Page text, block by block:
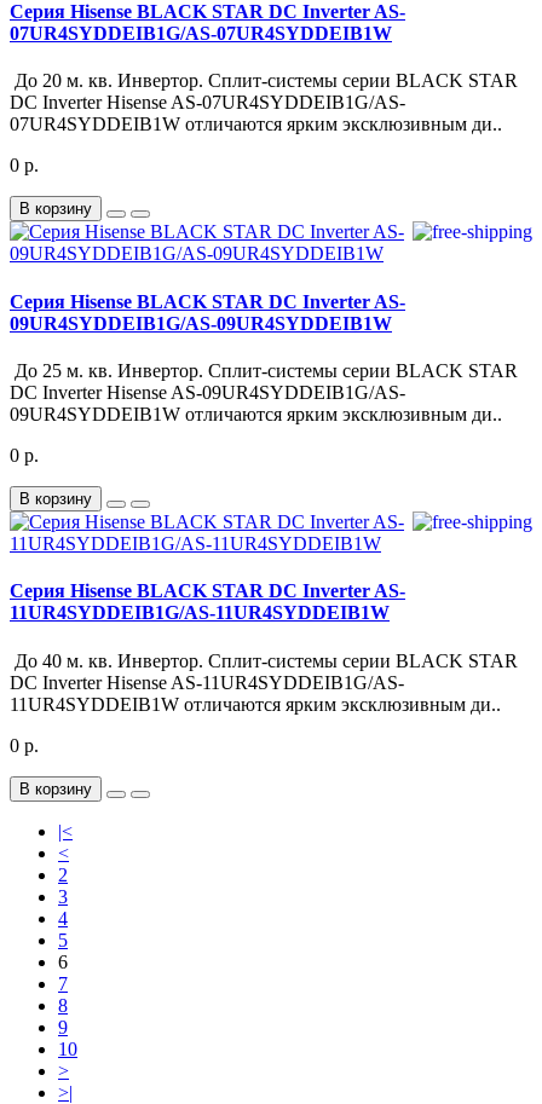
Серия Hisense BLACK STAR DC Inverter AS-
07UR4SYDDEIB1G/AS-07UR4SYDDEIB1W
До 20 м. кв. Инвертор. Сплит-системы серии BLACK STAR
DC Inverter Hisense AS-07UR4SYDDEIB1G/AS-
07UR4SYDDEIB1W отличаются ярким эксклюзивным ди..
0 р.
В корзину
Серия Hisense BLACK STAR DC Inverter AS-
09UR4SYDDEIB1G/AS-09UR4SYDDEIB1W
До 25 м. кв. Инвертор. Сплит-системы серии BLACK STAR
DC Inverter Hisense AS-09UR4SYDDEIB1G/AS-
09UR4SYDDEIB1W отличаются ярким эксклюзивным ди..
0 р.
В корзину
Серия Hisense BLACK STAR DC Inverter AS-
11UR4SYDDEIB1G/AS-11UR4SYDDEIB1W
До 40 м. кв. Инвертор. Сплит-системы серии BLACK STAR
DC Inverter Hisense AS-11UR4SYDDEIB1G/AS-
11UR4SYDDEIB1W отличаются ярким эксклюзивным ди..
0 р.
В корзину
|<
<
2
3
4
5
6
7
8
9
10
>
>|